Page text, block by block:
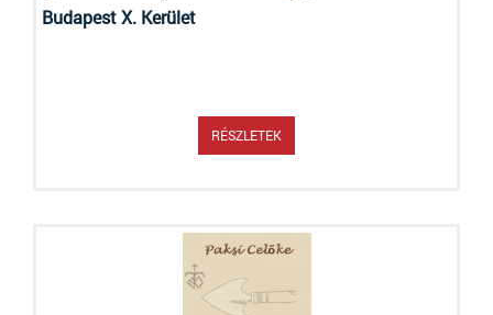
Budapest X. Kerület
RÉSZLETEK